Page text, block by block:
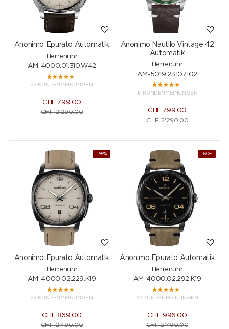
Anonimo Epurato Automatik
Herrenuhr
AM-4000.01.310.W42
22 KUNDENMEINUNGEN
CHF 799.00
CHF2'290.00
Anonimo Nautilo Vintage 42
Automatik
Herrenuhr
AM-5019.23.107.I02
17 KUNDENMEINUNGEN
CHF 799.00
CHF2'290.00
-65%
Anonimo Epurato Automatik
Herrenuhr
AM-4000.02.229.K19
22 KUNDENMEINUNGEN
CHF 869.00
CHF2'490.00
-60%
Anonimo Epurato Automatik
Herrenuhr
AM-4000.02.292.K19
22 KUNDENMEINUNGEN
CHF 996.00
CHF2'490.00